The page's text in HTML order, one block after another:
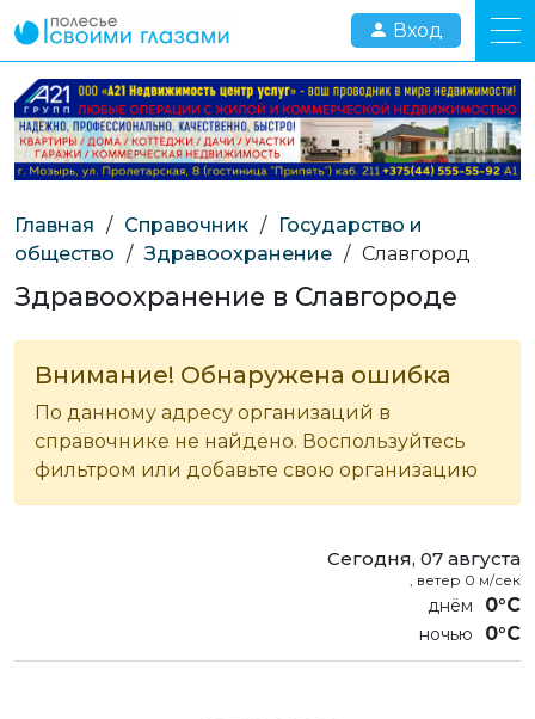
Вход
Главная / Справочник /
Государство и
общество / Здравоохранение / Славгород
Здравоохранение в Славгороде
Внимание! Обнаружена ошибка
По данному адресу организаций в
справочнике не найдено. Воспользуйтесь
фильтром или добавьте свою организацию
Сегодня, 07 августа
, ветер 0 м/сек
0°C
0°C